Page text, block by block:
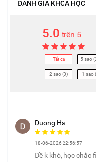
ĐÁNH GIÁ KHÓA HỌC
5.0 trên 5
Tất cả 5 sao
2 sao (0) 1 sao
Duong Ha
18-06-2026 22:56:57
Đề k khó, học chắc